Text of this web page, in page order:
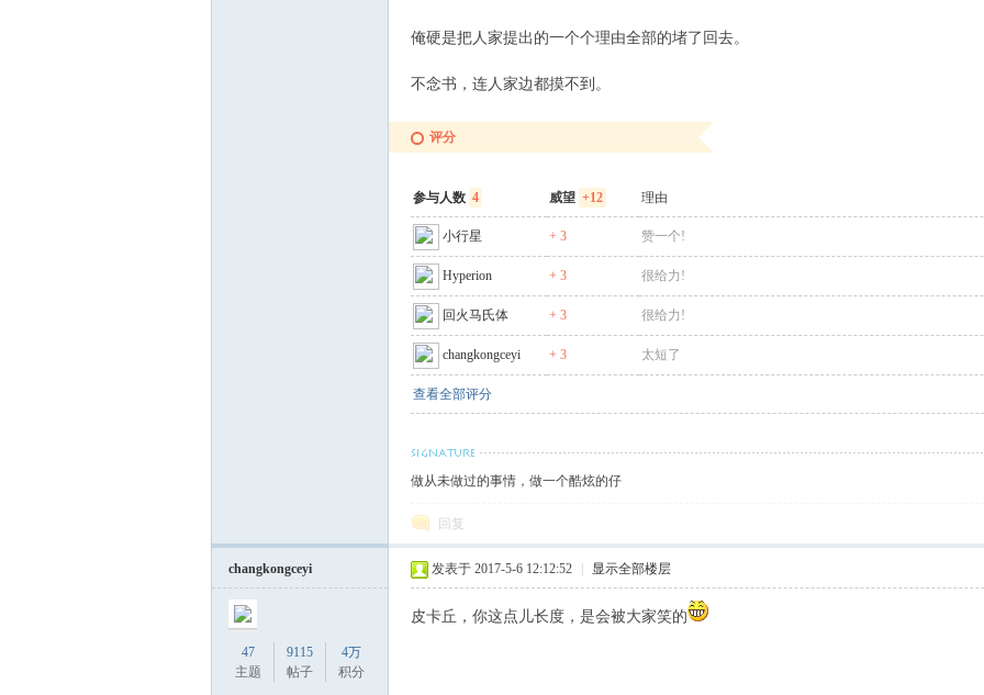
俺硬是把人家提出的一个个理由全部的堵了回去。
不念书，连人家边都摸不到。
评分
参与人数 4 威望 +12 理由
小行星 + 3 赞一个!
Hyperion + 3 很给力!
回火马氏体 + 3 很给力!
changkongceyi + 3 太短了
查看全部评分
做从未做过的事情，做一个酷炫的仔
回复
changkongceyi
47
主题
9115
帖子
4万
积分
发表于 2017-5-6 12:12:52 显示全部楼层
皮卡丘，你这点儿长度，是会被大家笑的